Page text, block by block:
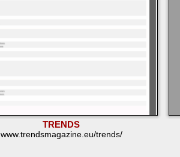
TRENDS
www.trendsmagazine.eu/trends/